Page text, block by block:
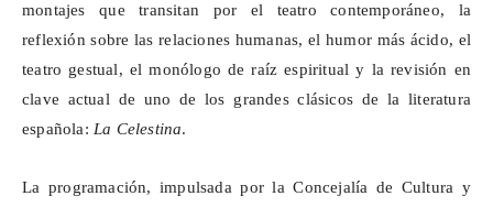
montajes que transitan por el teatro contemporáneo, la
reflexión sobre las relaciones humanas, el humor más ácido, el
teatro gestual, el monólogo de raíz espiritual y la revisión en
clave actual de uno de los grandes clásicos de la literatura
española: La Celestina.
La programación, impulsada por laConcejalía de Cultura y